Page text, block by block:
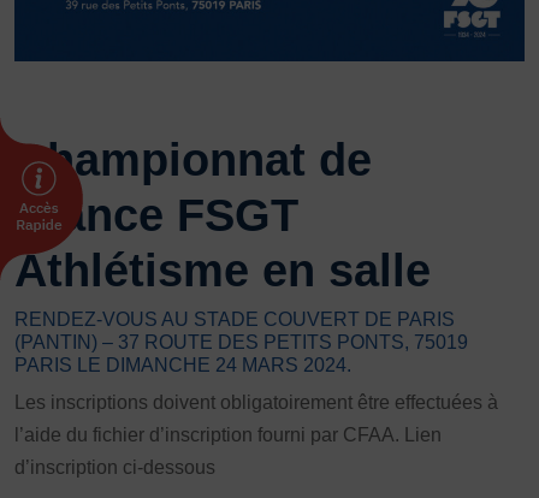
FORMATION
Responsable associatif.ve FSGT
Formateur.trice.s
ORGANISME DE FORMATION
Certificat de qualification professionnelle ALS
Certificat de qualification professionnelle
TSARE
INTERNATIONAL
Échanges internationaux
Coopération et solidarité internationales
Championnat de
France FSGT
Athlétisme en salle
RENDEZ-VOUS AU STADE COUVERT DE PARIS
(PANTIN) – 37 ROUTE DES PETITS PONTS, 75019
PARIS LE DIMANCHE 24 MARS 2024.
Les inscriptions doivent obligatoirement être effectuées à
l’aide du fichier d’inscription fourni par CFAA. Lien
d’inscription ci-dessous